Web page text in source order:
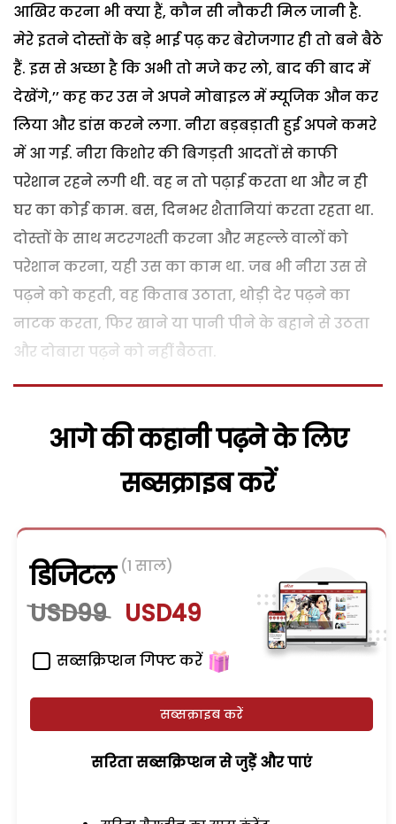
आखिर करना भी क्या हैं, कौन सी नौकरी मिल जानी है.
मेरे इतने दोस्तों के बड़े भाई पढ़ कर बेरोजगार ही तो बने बैठे
हैं. इस से अच्छा है कि अभी तो मजे कर लो, बाद की बाद में
देखेंगे,’’ कह कर उस ने अपने मोबाइल में म्यूजिक औन कर
लिया और डांस करने लगा. नीरा बड़बड़ाती हुई अपने कमरे
में आ गई. नीरा किशोर की बिगड़ती आदतों से काफी
परेशान रहने लगी थी. वह न तो पढ़ाई करता था और न ही
घर का कोई काम. बस, दिनभर शैतानियां करता रहता था.
दोस्तों के साथ मटरगश्ती करना और महल्ले वालों को
परेशान करना, यही उस का काम था. जब भी नीरा उस से
पढ़ने को कहती, वह किताब उठाता, थोड़ी देर पढ़ने का
नाटक करता, फिर खाने या पानी पीने के बहाने से उठता
और दोबारा पढ़ने को नहीं बैठता.
आगे की कहानी पढ़ने के लिए
सब्सक्राइब करें
डिजिटल (1 साल)
USD99 USD49
सब्सक्रिप्शन गिफ्ट करें
सब्सक्राइब करें
सरिता सब्सक्रिप्शन से जुड़ेें और पाएं